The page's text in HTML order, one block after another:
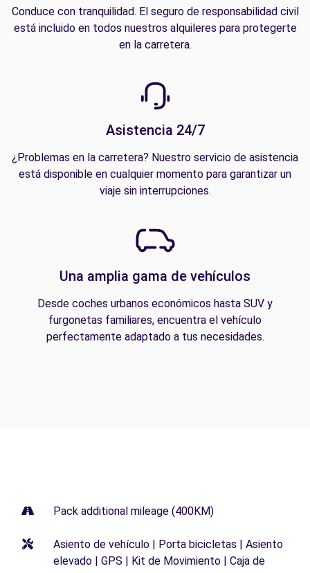
Conduce con tranquilidad. El seguro de responsabilidad civil
está incluido en todos nuestros alquileres para protegerte
en la carretera.
Asistencia 24/7
¿Problemas en la carretera? Nuestro servicio de asistencia
está disponible en cualquier momento para garantizar un
viaje sin interrupciones.
Una amplia gama de vehículos
Desde coches urbanos económicos hasta SUV y
furgonetas familiares, encuentra el vehículo
perfectamente adaptado a tus necesidades.
Pack additional mileage (400KM)
Asiento de vehículo | Porta bicicletas | Asiento
elevado | GPS | Kit de Movimiento | Caja de